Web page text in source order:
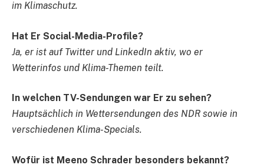
im Klimaschutz.
Hat Er Social-Media-Profile?
Ja, er ist auf Twitter und LinkedIn aktiv, wo er
Wetterinfos und Klima-Themen teilt.
In welchen TV-Sendungen war Er zu sehen?
Hauptsächlich in Wettersendungen des NDR sowie in
verschiedenen Klima-Specials.
Wofür ist Meeno Schrader besonders bekannt?